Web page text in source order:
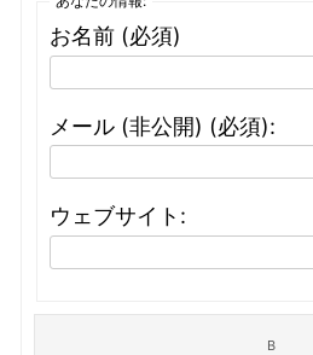
お名前 (必須)
メール (非公開) (必須):
ウェブサイト: